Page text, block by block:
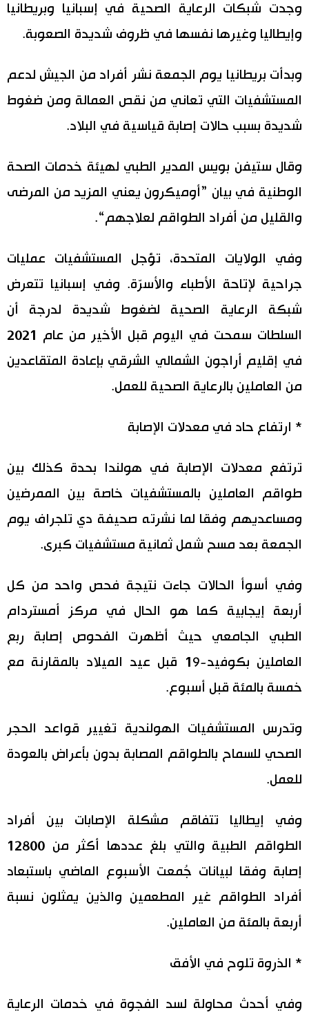
وجدت شبكات الرعاية الصحية في إسبانيا وبريطانيا
وإيطاليا وغيرها نفسها في ظروف شديدة الصعوبة.
وبدأت بريطانيا يوم الجمعة نشر أفراد من الجيش لدعم
المستشفيات التي تعاني من نقص العمالة ومن ضغوط
شديدة بسبب حالات إصابة قياسية في البلاد.
وقال ستيفن بويس المدير الطبي لهيئة خدمات الصحة
الوطنية في بيان ”أوميكرون يعني المزيد من المرضى
والقليل من أفراد الطواقم لعلاجهم“.
وفي الولايات المتحدة، تؤجل المستشفيات عمليات
جراحية لإتاحة الأطباء والأسرّة. وفي إسبانيا تتعرض
شبكة الرعاية الصحية لضغوط شديدة لدرجة أن
السلطات سمحت في اليوم قبل الأخير من عام 2021
في إقليم أراجون الشمالي الشرقي بإعادة المتقاعدين
من العاملين بالرعاية الصحية للعمل.
* ارتفاع حاد في معدلات الإصابة
ترتفع معدلات الإصابة في هولندا بحدة كذلك بين
طواقم العاملين بالمستشفيات خاصة بين الممرضين
ومساعديهم وفقا لما نشرته صحيفة دي تلجراف يوم
الجمعة بعد مسح شمل ثمانية مستشفيات كبرى.
وفي أسوأ الحالات جاءت نتيجة فحص واحد من كل
أربعة إيجابية كما هو الحال في مركز أمستردام
الطبي الجامعي حيث أظهرت الفحوص إصابة ربع
العاملين بكوفيد-19 قبل عيد الميلاد بالمقارنة مع
خمسة بالمئة قبل أسبوع.
وتدرس المستشفيات الهولندية تغيير قواعد الحجر
الصحي للسماح بالطواقم المصابة بدون بأعراض بالعودة
للعمل.
وفي إيطاليا تتفاقم مشكلة الإصابات بين أفراد
الطواقم الطبية والتي بلغ عددها أكثر من 12800
إصابة وفقا لبيانات جُمعت الأسبوع الماضي باستبعاد
أفراد الطواقم غير المطعمين والذين يمثلون نسبة
أربعة بالمئة من العاملين.
* الذروة تلوح في الأفق
وفي أحدث محاولة لسد الفجوة في خدمات الرعاية